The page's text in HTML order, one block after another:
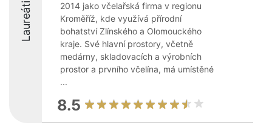
Laureáti
2014 jako včelařská firma v regionu
Kroměříž, kde využívá přírodní
bohatství Zlínského a Olomouckého
kraje. Své hlavní prostory, včetně
medárny, skladovacích a výrobních
prostor a prvního včelína, má umístěné
...
8.5